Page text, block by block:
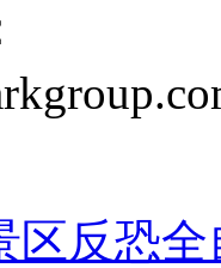
区反恐